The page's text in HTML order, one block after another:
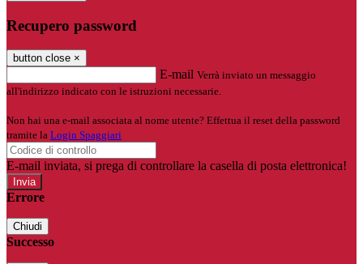
Recupero password
button close ×
E-mail Verrà inviato un messaggio
all'indirizzo indicato con le istruzioni necessarie.
Non hai una e-mail associata al nome utente? Effettua il reset della password
tramite la Login Spaggiari
E-mail inviata, si prega di controllare la casella di posta elettronica!
Errore
Chiudi
Successo